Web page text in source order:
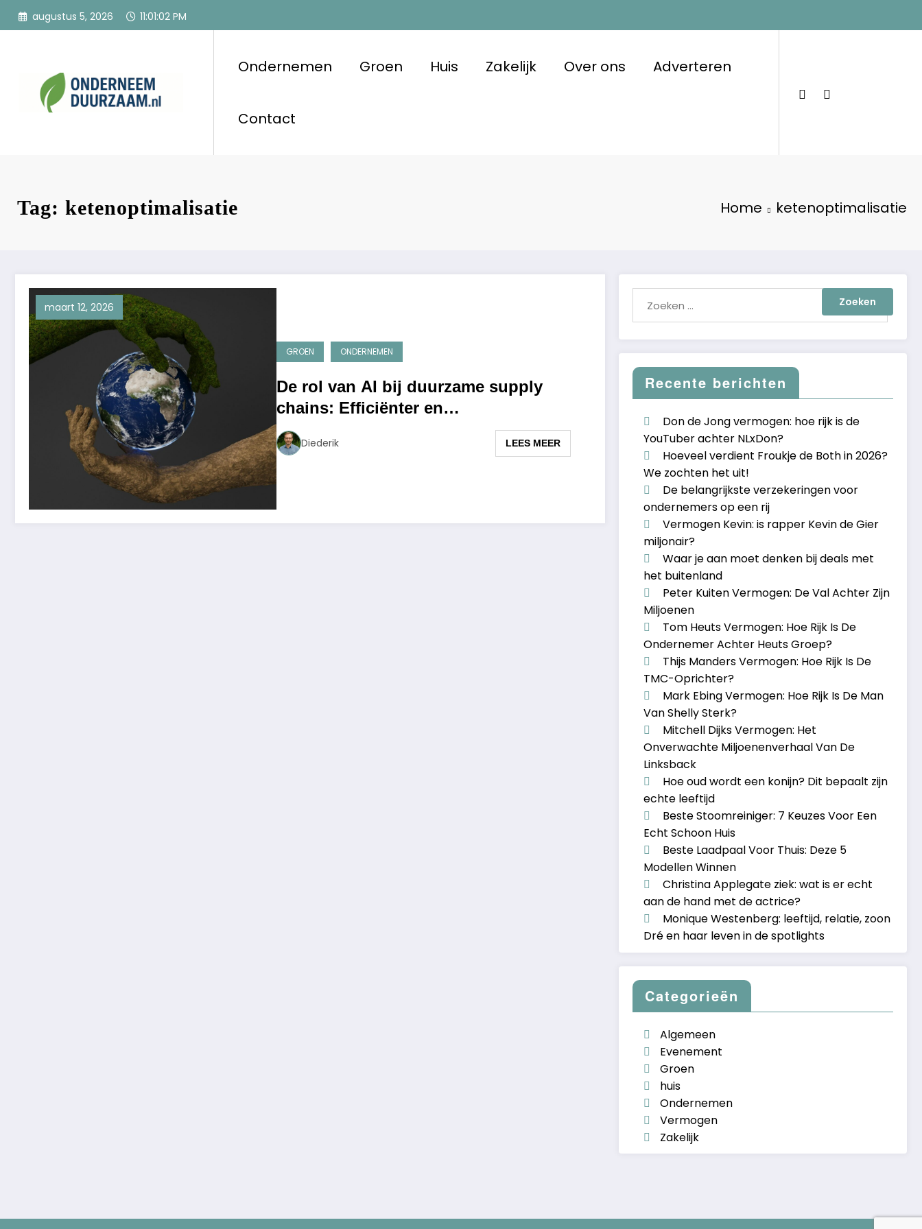
naar
augustus 5, 2026 11:01:02 PM
Ondernemen Groen Huis Zakelijk Over ons Adverteren
Contact
Tag: ketenoptimalisatie Home ketenoptimalisatie
maart 12, 2026
GROEN ONDERNEMEN
De rol van AI bij duurzame supply
chains: Efficiënter en
milieuvriendelijker ondernemen
Diederik LEES MEER
Recente berichten
Don de Jong vermogen: hoe rijk is de
YouTuber achter NLxDon?
Hoeveel verdient Froukje de Both in 2026?
We zochten het uit!
De belangrijkste verzekeringen voor
ondernemers op een rij
Vermogen Kevin: is rapper Kevin de Gier
miljonair?
Waar je aan moet denken bij deals met
het buitenland
Peter Kuiten Vermogen: De Val Achter Zijn
Miljoenen
Tom Heuts Vermogen: Hoe Rijk Is De
Ondernemer Achter Heuts Groep?
Thijs Manders Vermogen: Hoe Rijk Is De
TMC-Oprichter?
Mark Ebing Vermogen: Hoe Rijk Is De Man
Van Shelly Sterk?
Mitchell Dijks Vermogen: Het
Onverwachte Miljoenenverhaal Van De
Linksback
Hoe oud wordt een konijn? Dit bepaalt zijn
echte leeftijd
Beste Stoomreiniger: 7 Keuzes Voor Een
Echt Schoon Huis
Beste Laadpaal Voor Thuis: Deze 5
Modellen Winnen
Christina Applegate ziek: wat is er echt
aan de hand met de actrice?
Monique Westenberg: leeftijd, relatie, zoon
Dré en haar leven in de spotlights
Categorieën
Algemeen
Evenement
Groen
huis
Ondernemen
Vermogen
Zakelijk